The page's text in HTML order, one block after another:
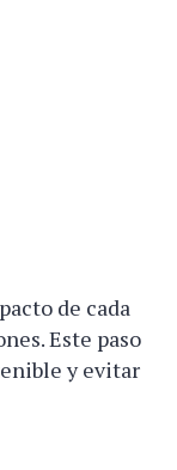
de cada
Este paso
y evitar